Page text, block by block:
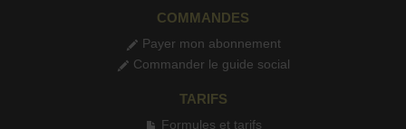
COMMANDES
Payer mon abonnement
Commander le guide social
TARIFS
Formules et tarifs